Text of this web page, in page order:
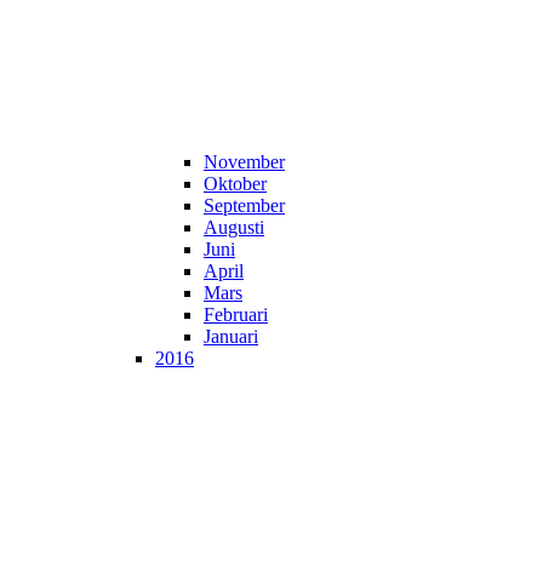
November
Oktober
September
Augusti
Juni
April
Mars
Februari
Januari
2016